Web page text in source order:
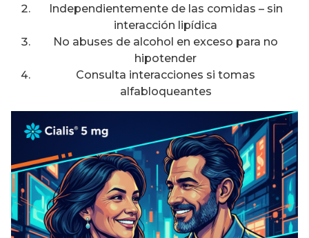
Independientemente de las comidas – sin
interacción lipídica
No abuses de alcohol en exceso para no
hipotender
Consulta interacciones si tomas
alfabloqueantes